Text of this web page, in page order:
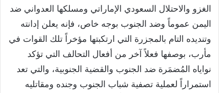
الغزو والاحتلال السعودي الإماراتي ومسلكها العدواني ضد
اليمن عموماً وضد الجنوب بوجه خاص، فإنه يعلن إدانته
وتنديده التام بالمجزرة التي ارتكبتها مؤخراً تلك القوات في
مأرب، بوصفها فعلاً آخر من أفعال التحالف التي تؤكد
نواياه المُضمَرة ضد الجنوب والقضية الجنوبية، والتي تعد
استمراراً لعملية تصفية شباب الجنوب وجنده ومقاتليه